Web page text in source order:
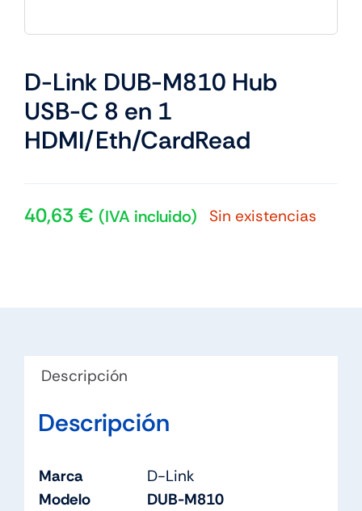
D-Link DUB-M810 Hub
USB-C 8 en 1
HDMI/Eth/CardRead
40,63 € (IVA incluido) Sin existencias
Descripción
Descripción
Marca
D-Link
Modelo
DUB-M810